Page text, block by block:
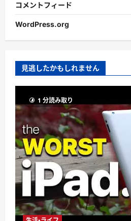
コメントフィード
WordPress.org
見逃したかもしれません
1 分読み取り